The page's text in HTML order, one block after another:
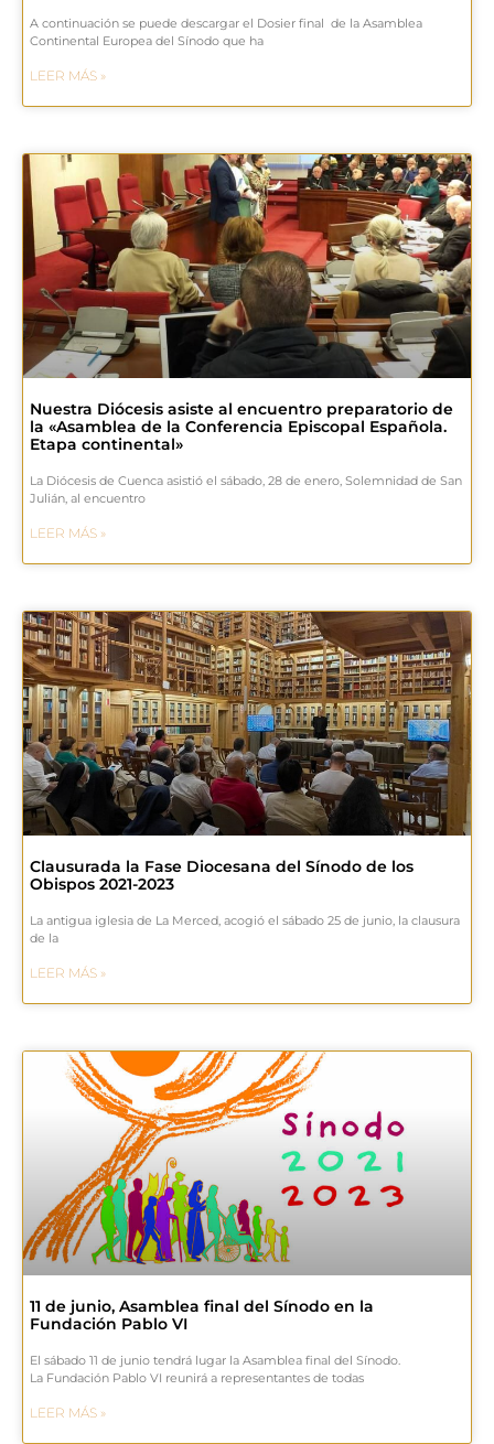
A continuación se puede descargar el Dosier final de la Asamblea
Continental Europea del Sínodo que ha
LEER MÁS »
Nuestra Diócesis asiste al encuentro preparatorio de
la «Asamblea de la Conferencia Episcopal Española.
Etapa continental»
La Diócesis de Cuenca asistió el sábado, 28 de enero, Solemnidad de San
Julián, al encuentro
LEER MÁS »
Clausurada la Fase Diocesana del Sínodo de los
Obispos 2021-2023
La antigua iglesia de La Merced, acogió el sábado 25 de junio, la clausura
de la
LEER MÁS »
11 de junio, Asamblea final del Sínodo en la
Fundación Pablo VI
El sábado 11 de junio tendrá lugar la Asamblea final del Sínodo.
La Fundación Pablo VI reunirá a representantes de todas
LEER MÁS »